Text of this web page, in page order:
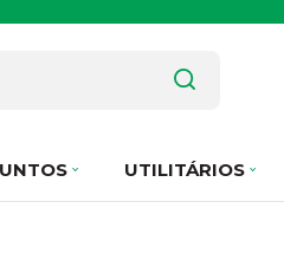
UTILITÁRIOS